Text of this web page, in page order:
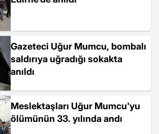
Gazeteci Uğur Mumcu, bombalı
saldırıya uğradığı sokakta
anıldı
Meslektaşları Uğur Mumcu'yu
ölümünün 33. yılında andı